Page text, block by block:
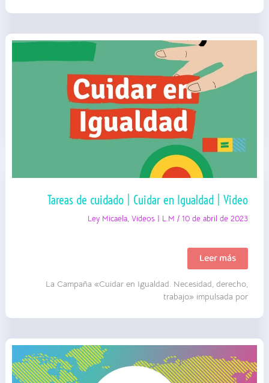
MIGyD
Recursero
Tareas de cuidado | Cuidar en Igualdad | Video
Ley Micaela,Videos | L.M /10 de abril de 2023
Tareas
de
|
Cuidar
en
Igualdad
Leer más
La Campaña «Cuidar en Igualdad. Necesidad, derecho,
trabajo» impulsada por